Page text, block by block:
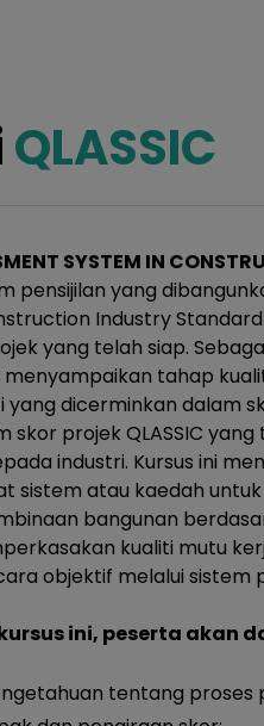
QLASSIC
SYSTEM IN
pensijilan yang
Industry
yang telah siap.
tahap
dicerminkan dalam
projek QLASSIC yang
industri. Kursus ini
sistem atau kaedah
bangunan
kualiti mutu
objektif melalui sistem
ini, peserta akan
tentang proses